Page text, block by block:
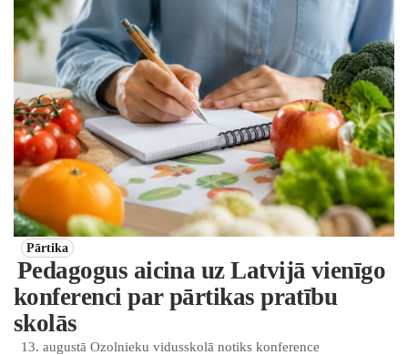
Pārtika
Pedagogus aicina uz Latvijā vienīgo
konferenci par pārtikas pratību
skolās
13. augustā Ozolnieku vidusskolā notiks konference